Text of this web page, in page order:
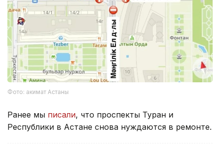
Фото: акимат Астаны
Ранее мы писали, что проспекты Туран и
Республики в Астане снова нуждаются в ремонте.